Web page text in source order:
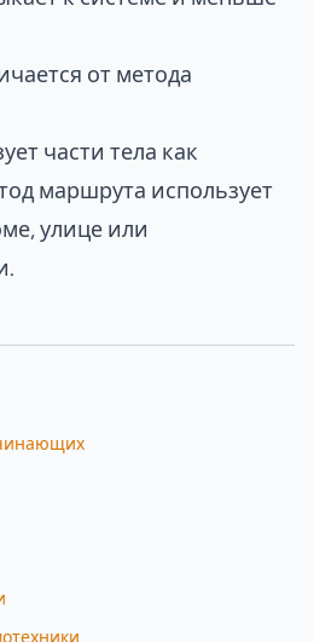
от метода
части тела как
маршрута использует
улице или